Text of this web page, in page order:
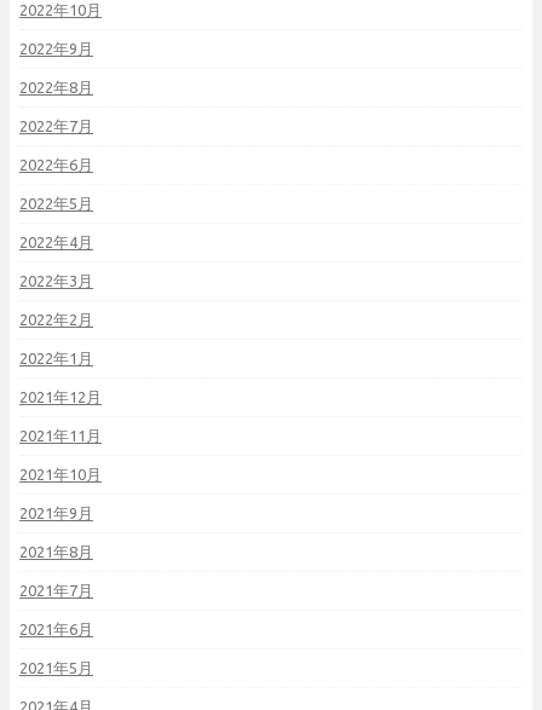
2022年10月
2022年9月
2022年8月
2022年7月
2022年6月
2022年5月
2022年4月
2022年3月
2022年2月
2022年1月
2021年12月
2021年11月
2021年10月
2021年9月
2021年8月
2021年7月
2021年6月
2021年5月
2021年4月